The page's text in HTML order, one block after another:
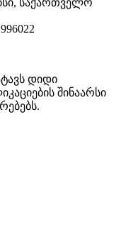
საქართველო
დიდი
შინაარსი